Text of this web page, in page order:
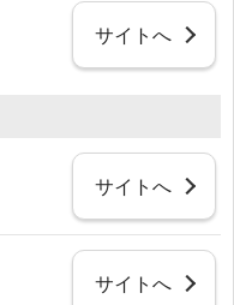
サイトへ
サイトへ
サイトへ